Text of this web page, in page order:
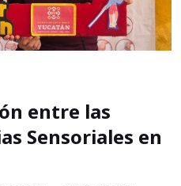
entre las
Sensoriales en